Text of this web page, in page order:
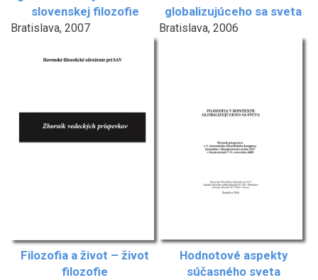
slovenskej filozofie
Bratislava, 2007
globalizujúceho sa sveta
Bratislava, 2006
Filozofia a život – život
filozofie
Hodnotové aspekty
súčasného sveta